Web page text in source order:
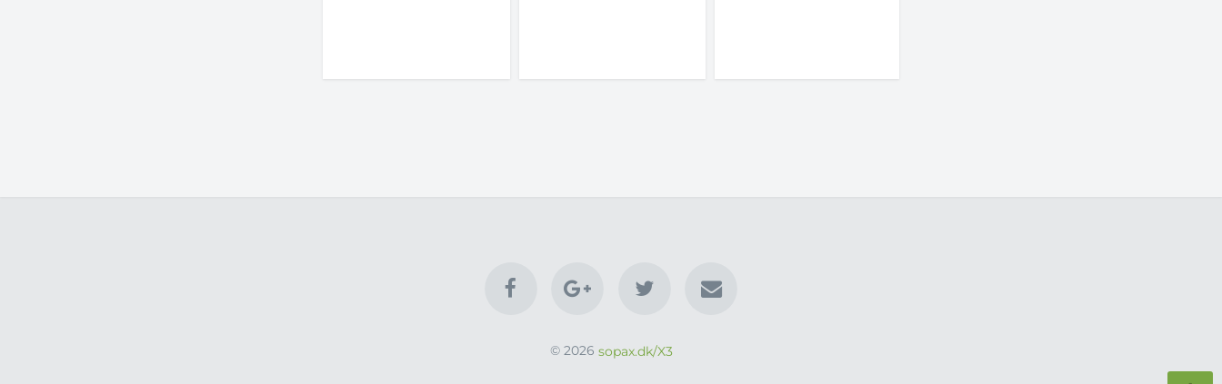
© 2026 sopax.dk/X3